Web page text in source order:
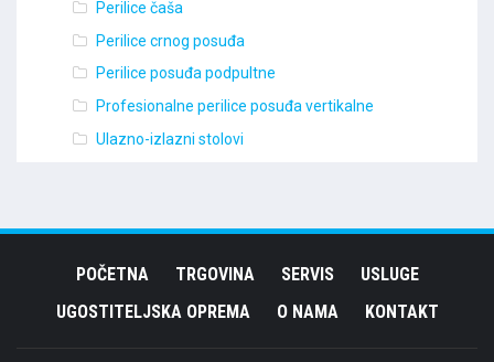
Perilice čaša
Perilice crnog posuđa
Perilice posuđa podpultne
Profesionalne perilice posuđa vertikalne
Ulazno-izlazni stolovi
POČETNA TRGOVINA SERVIS
USLUGE
UGOSTITELJSKA OPREMA
O NAMA KONTAKT